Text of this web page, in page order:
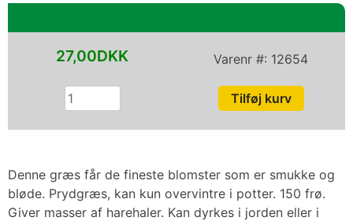
Denne græs får de fineste blomster som er smukke og
bløde. Prydgræs, kan kun overvintre i potter. 150 frø.
Giver masser af harehaler. Kan dyrkes i jorden eller i
Varenr #: 12654
27,00DKK